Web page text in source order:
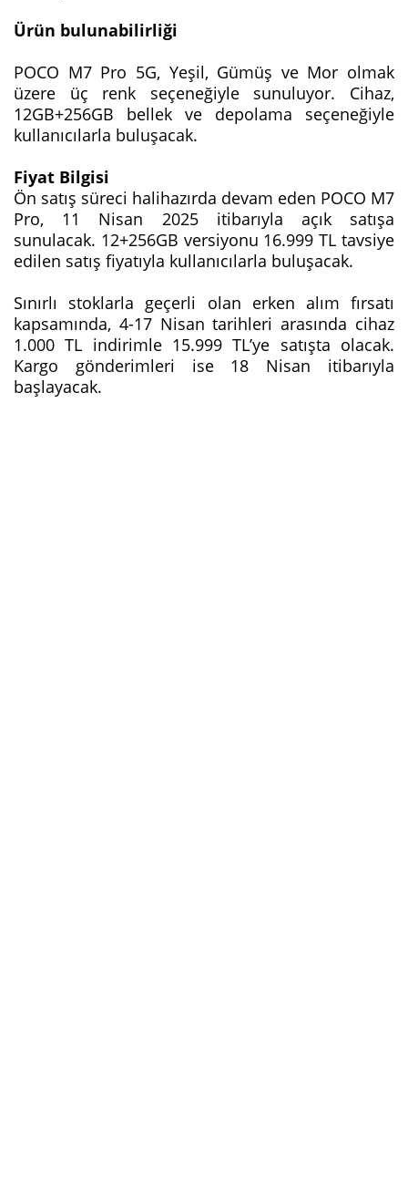
Ürün bulunabilirliği
POCO M7 Pro 5G, Yeşil, Gümüş ve Mor olmak
üzere üç renk seçeneğiyle sunuluyor. Cihaz,
12GB+256GB bellek ve depolama seçeneğiyle
kullanıcılarla buluşacak.
Fiyat Bilgisi
Ön satış süreci halihazırda devam eden POCO M7
Pro, 11 Nisan 2025 itibarıyla açık satışa
sunulacak. 12+256GB versiyonu 16.999 TL tavsiye
edilen satış fiyatıyla kullanıcılarla buluşacak.
Sınırlı stoklarla geçerli olan erken alım fırsatı
kapsamında, 4-17 Nisan tarihleri arasında cihaz
1.000 TL indirimle 15.999 TL’ye satışta olacak.
Kargo gönderimleri ise 18 Nisan itibarıyla
başlayacak.